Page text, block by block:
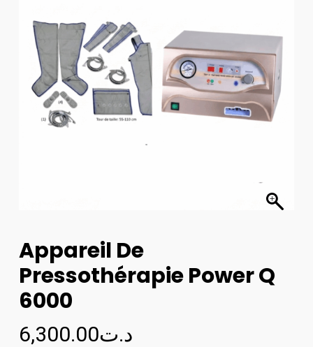
Appareil De
Pressothérapie Power Q
6000
د.ت6,300.00